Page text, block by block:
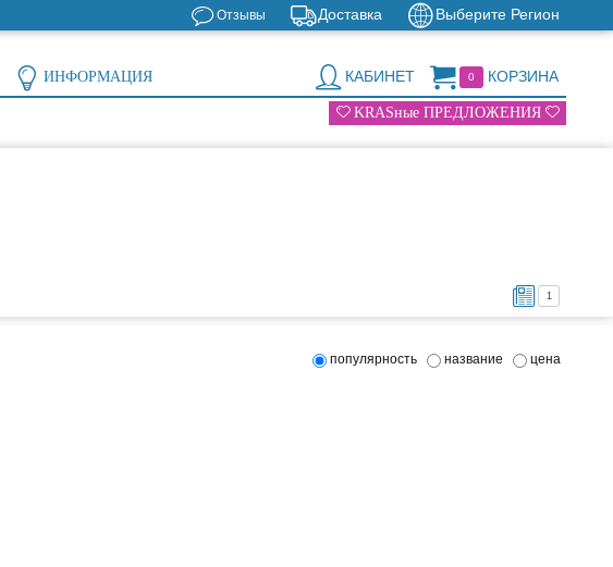
Выберите Регион
Доставка
Отзывы
0 КОРЗИНА
КАБИНЕТ
ИНФОРМАЦИЯ
KRASные ПРЕДЛОЖЕНИЯ
1
популярность название цена